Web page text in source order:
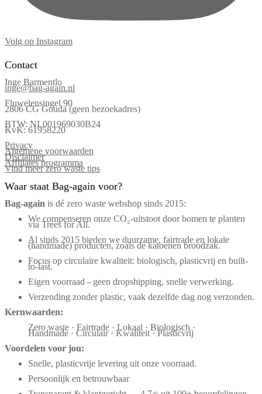
Volg op Instagram
Contact
Inge Barmentlo
inge@bag-again.nl
Fluwelensingel 90
2806 CG Gouda (geen bezoekadres)
BTW: NL001969030B24
KvK: 61958220
Privacy
Algemene voorwaarden
Disclaimer
Affiliates programma
Vind meer zero waste tips
Waar staat Bag-again voor?
Bag‑again is dé zero waste webshop sinds 2015:
We compenseren onze CO₂-uitstoot door bomen te planten
via Trees for All.
Al sinds 2015 bieden we duurzame, fairtrade en lokale
(handmade) producten, zoals de katoenen broodzak.
Focus op circulaire kwaliteit: biologisch, plasticvrij en built-
to-last.
Eigen voorraad – geen dropshipping, snelle verwerking.
Verzending zonder plastic, vaak dezelfde dag nog verzonden.
Kernwaarden:
Zero waste · Fairtrade · Lokaal · Biologisch ·
Handmade · Circulair · Kwaliteit · Plasticvrij
Voordelen voor jou:
Snelle, plasticvrije levering uit onze voorraad.
Persoonlijk en betrouwbaar